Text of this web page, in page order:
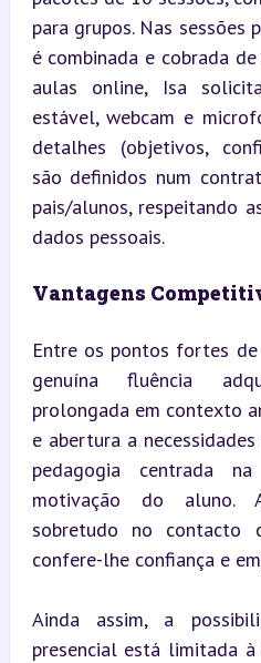
para grupos. Nas sessões
é combinada e cobrada
aulas online, Isa
estável, webcam e
detalhes (objetivos,
são definidos num
pais/alunos, respeitando
dados pessoais.
Vantagens
Entre os pontos fortes
genuína fluência
prolongada em contexto
e abertura a
pedagogia centrada
motivação do aluno.
sobretudo no contacto
confere-lhe confiança e
Ainda assim, a
presencial está limitada à